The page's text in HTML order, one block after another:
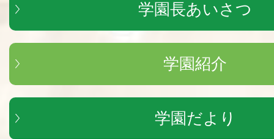
学園長あいさつ
学園紹介
学園だより